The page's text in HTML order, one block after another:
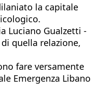
la capitale
Luciano Gualzetti -
quella relazione,
fare versamente
Emergenza Libano